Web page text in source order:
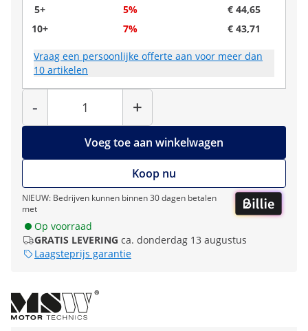
5+
5%
€ 44,65
10+
7% € 43,71
Vraag een persoonlijke offerte aan voor meer dan
10 artikelen
-
Hoeveelheid
+
Voeg toe aan winkelwagen
Koop nu
NIEUW: Bedrijven kunnen binnen 30 dagen betalen
met
Op voorraad
GRATIS LEVERING ca. donderdag 13 augustus
Laagsteprijs garantie